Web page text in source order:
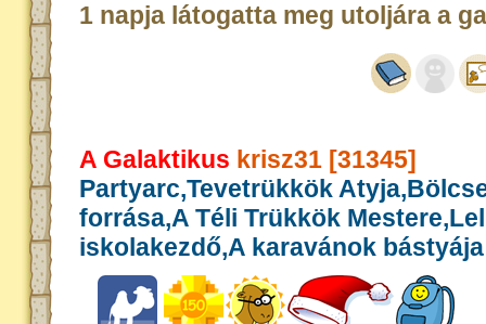
1 napja látogatta meg utoljára a
A Galaktikus krisz31 [31345]
Partyarc,Tevetrükkök
forrása,A Téli Trükkök
iskolakezdő,A karavánok bástyája